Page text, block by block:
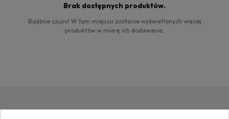
Brak dostępnych produktów.
Bądźcie czujni! W tym miejscu zostanie wyświetlonych więcej
produktów w miarę ich dodawania.